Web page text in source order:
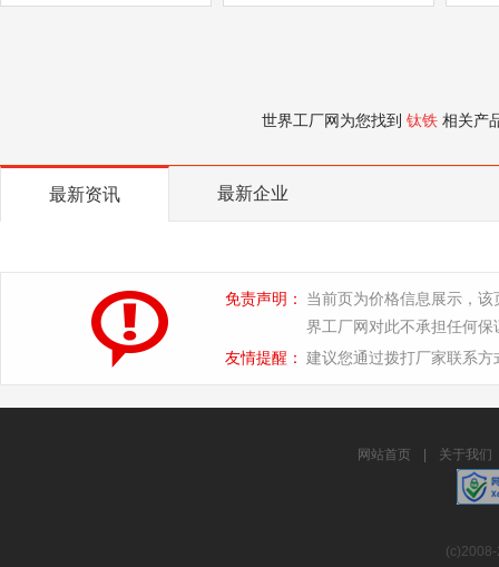
世界工厂网为您找到 钛铁 相关产
最新资讯 最新企业
免责声明：
当前页为价格信息展示，
界工厂网对此不承担任何保
友情提醒： 建议您通过拨打厂家联系
网站首页 关于我们